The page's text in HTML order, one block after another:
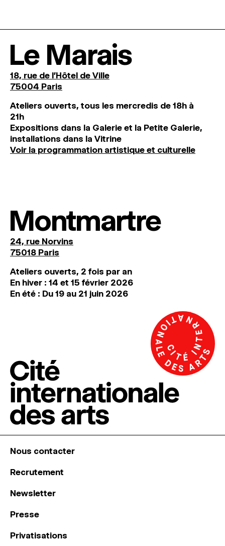
Le Marais
18, rue de l'Hôtel de Ville
75004 Paris
Ateliers ouverts, tous les mercredis de 18h à
21h
Expositions dans la Galerie et la Petite Galerie,
installations dans la Vitrine
Voir la programmation artistique et culturelle
Montmartre
24, rue Norvins
75018 Paris
Ateliers ouverts, 2 fois par an
En hiver : 14 et 15 février 2026
En été : Du 19 au 21 juin 2026
Nous contacter
Recrutement
Newsletter
Presse
Privatisations